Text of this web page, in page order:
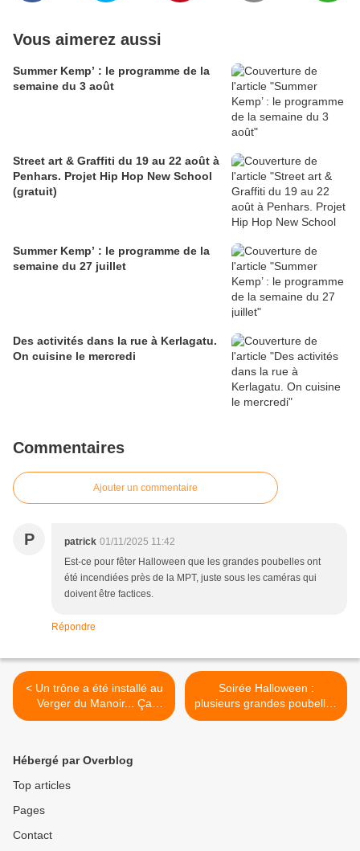
Vous aimerez aussi
Summer Kemp’ : le programme de la
semaine du 3 août
Street art & Graffiti du 19 au 22 août à
Penhars. Projet Hip Hop New School
(gratuit)
Summer Kemp’ : le programme de la
semaine du 27 juillet
Des activités dans la rue à Kerlagatu.
On cuisine le mercredi
Commentaires
Ajouter un commentaire
P patrick 01/11/2025 11:42
Est-ce pour fêter Halloween que les grandes poubelles ont
été incendiées près de la MPT, juste sous les caméras qui
doivent être factices.
Répondre
< Un trône a été installé au
Verger du Manoir... Ça
soulage
Soirée Halloween :
plusieurs grandes poubelles
brûlées à Kermoysan >
Hébergé par Overblog
Top articles
Pages
Contact